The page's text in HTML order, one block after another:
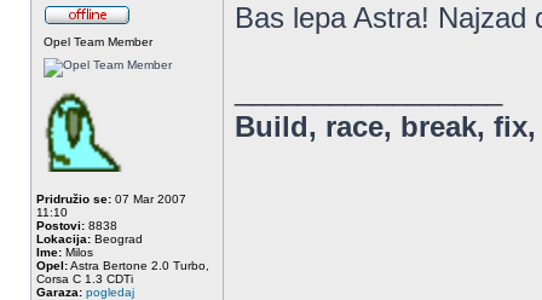
Opel Team Member
Pridružio se: 07 Mar 2007
11:10
Postovi: 8838
Lokacija: Beograd
Ime: Milos
Opel:Astra Bertone 2.0 Turbo,
Corsa C 1.3 CDTi
Garaza: pogledaj
Bas lepa Astra!
Build, race, break, fix,